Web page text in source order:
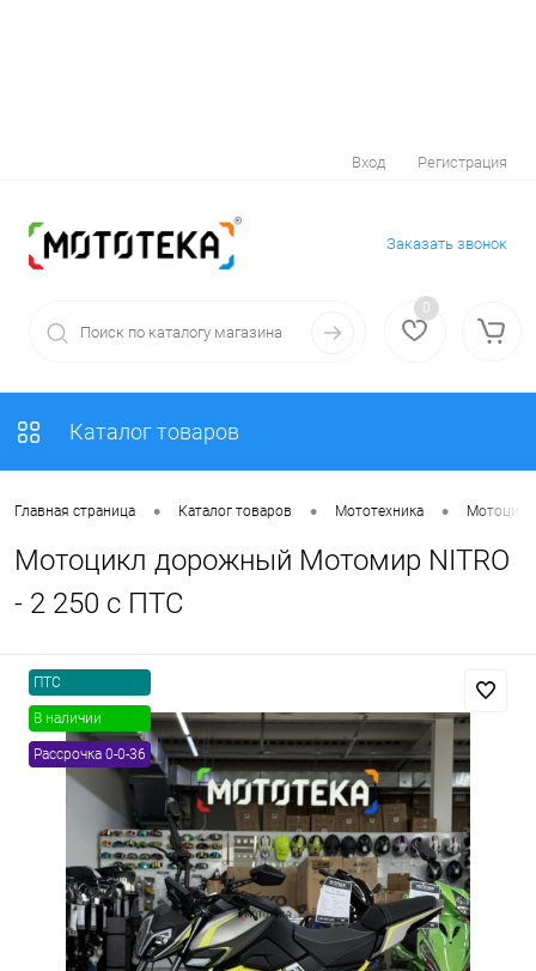
Вход Регистрация
Заказать звонок
0
Каталог товаров
Главная страница • Каталог товаров • Мототехника •
Мотоцикл дорожный Мотомир NITRO
- 2 250 с ПТС
ПТС
В наличии
Рассрочка 0-0-36